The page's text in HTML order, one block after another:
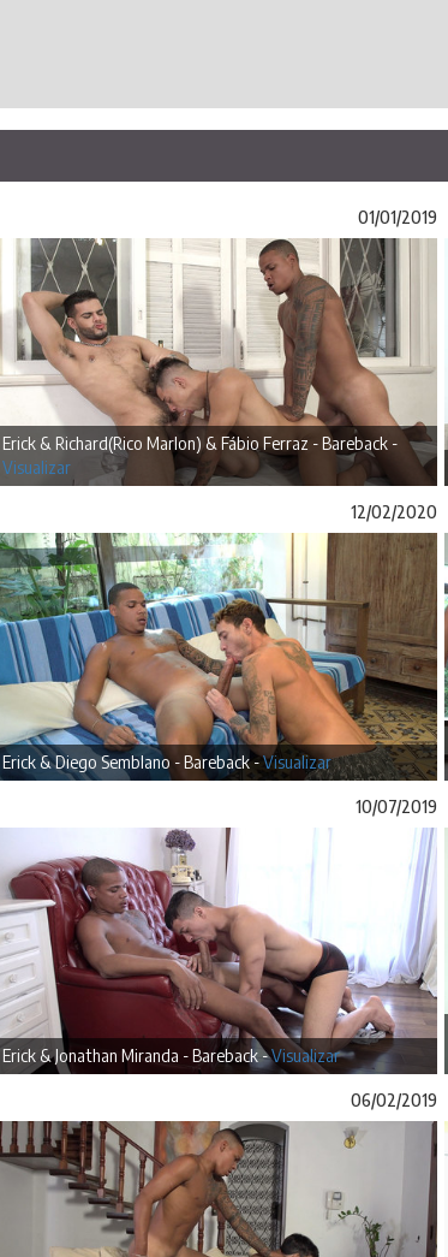
01/01/2019
Erick & Richard(Rico Marlon) & Fábio Ferraz - Bareback -
Visualizar
12/02/2020
Erick & Diego Semblano - Bareback -Visualizar
10/07/2019
Erick & Jonathan Miranda - Bareback -Visualizar
06/02/2019